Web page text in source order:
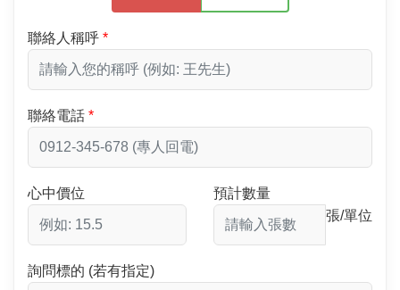
聯絡人稱呼
聯絡電話
心中價位
預計數量
張/單位
詢問標的 (若有指定)